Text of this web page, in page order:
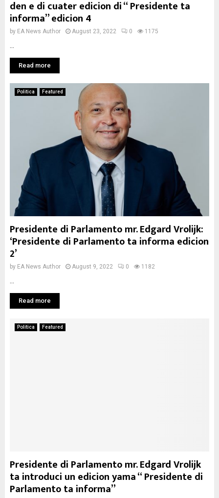
den e di cuater edicion di “ Presidente ta
informa” edicion 4
by EA News Author August 23, 2022 0 1175
Read more
Politica Featured
Presidente di Parlamento mr. Edgard Vrolijk:
‘Presidente di Parlamento ta informa edicion
2’
by EA News Author August 9, 2022 0 1182
Read more
Politica Featured
Presidente di Parlamento mr. Edgard Vrolijk
ta introduci un edicion yama “ Presidente di
Parlamento ta informa”